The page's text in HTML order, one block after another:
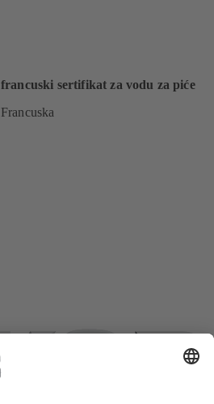
francuski sertifikat za vodu za piće
Francuska